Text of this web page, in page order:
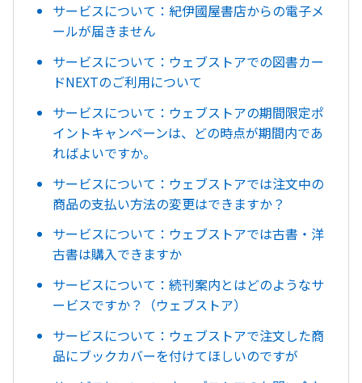
サービスについて：紀伊國屋書店からの電子メ
ールが届きません
サービスについて：ウェブストアでの図書カー
ドNEXTのご利用について
サービスについて：ウェブストアの期間限定ポ
イントキャンペーンは、どの時点が期間内であ
ればよいですか。
サービスについて：ウェブストアでは注文中の
商品の支払い方法の変更はできますか？
サービスについて：ウェブストアでは古書・洋
古書は購入できますか
サービスについて：続刊案内とはどのようなサ
ービスですか？（ウェブストア）
サービスについて：ウェブストアで注文した商
品にブックカバーを付けてほしいのですが